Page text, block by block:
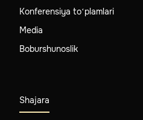
Konferensiya to‘plamlari
Media
Boburshunoslik
Shajara